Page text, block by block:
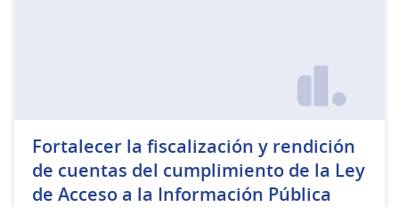
Fortalecer la fiscalización y rendición
de cuentas del cumplimiento de la Ley
de Acceso a la Información Pública